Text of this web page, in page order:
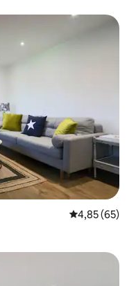
Évaluation
4,85 (65)